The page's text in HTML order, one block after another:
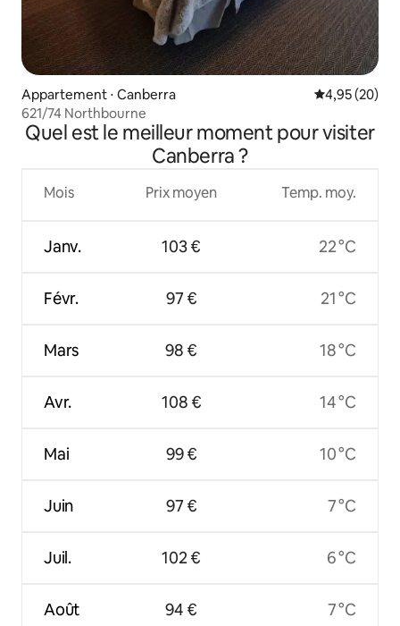
Appartement ⋅ Canberra Évaluation
4,95 (20)
621/74 Northbourne
Quel est le meilleur moment pour visiter
Canberra ?
Mois
Janv.
Févr.
Mars
Avr.
Mai
Juin
Juil.
Août
Prix moyen
103 €
97 €
98 €
108 €
99 €
97 €
102 €
94 €
Temp. moy.
22 °C
21 °C
18 °C
14 °C
10 °C
7 °C
6 °C
7 °C